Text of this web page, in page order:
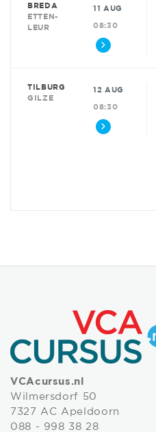
BREDA
ETTEN-
LEUR
11 AUG
08:30
TILBURG
GILZE
12 AUG
08:30
VCAcursus.nl
Wilmersdorf 50
7327 AC Apeldoorn
088 - 998 38 28